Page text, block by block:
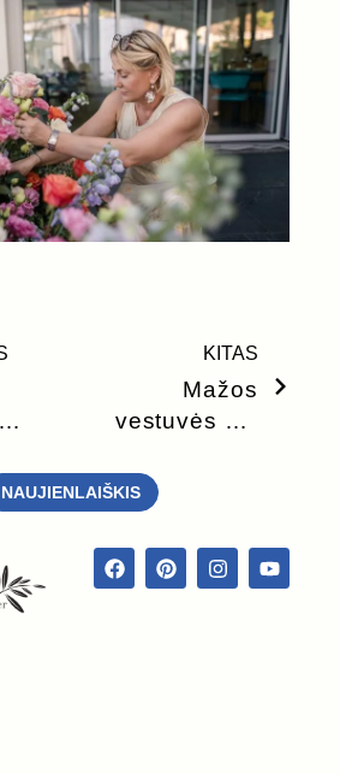
KITAS
Mažos
vestuvės vs.
vestuvės
NAUJIENLAIŠKIS